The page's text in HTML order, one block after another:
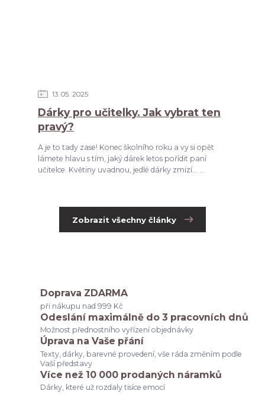
13 05 2025
Dárky pro učitelky. Jak vybrat ten
pravý?
A je to tady zase! Konec školního roku a vy si opět
lámete hlavu s tím, jaký dárek letos pořídit paní
učitelce. Květiny uvadnou, jedlé dárky zmizí... ...
Zobrazit všechny články
Doprava ZDARMA
při nákupu nad 999 Kč
Odeslání maximálně do 3 pracovních dnů
Možnost přednostního vyřízení objednávky
Úprava na Vaše přání
Texty, dárky, barevné provedení, vše ráda změním podle
Vaší představy
Více než 10 000 prodaných náramků
Dárky, které už rozdaly tisíce emocí